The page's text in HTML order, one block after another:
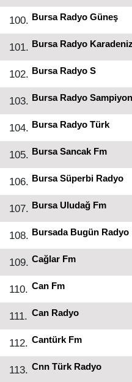
100. Bursa Radyo Güneş
101. Bursa Radyo Karadeniz
102. Bursa Radyo S
103. Bursa Radyo Sampiyon
104. Bursa Radyo Türk
105. Bursa Sancak Fm
106. Bursa Süperbi Radyo
107. Bursa Uludağ Fm
108. Bursada Bugün Radyo
109. Cağlar Fm
110. Can Fm
111. Can Radyo
112. Cantürk Fm
113. Cnn Türk Radyo